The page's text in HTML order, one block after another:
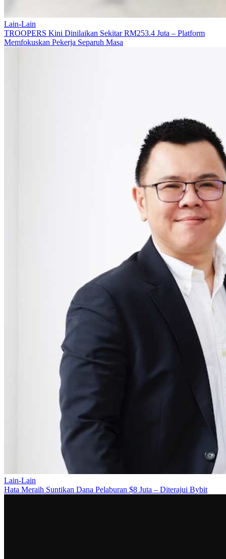
Lain-Lain
TROOPERS Kini Dinilaikan Sekitar RM253.4 Juta – Platform
Memfokuskan Pekerja Separuh Masa
Lain-Lain
Hata Meraih Suntikan Dana Pelaburan $8 Juta – Diterajui Bybit